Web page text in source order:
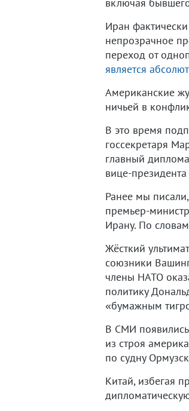
Иран
непрозрачное
переход от
является
Американские
ничьей в
В это время
госсекретаря
главный
вице-
Ранее мы
премьер-
Ирану. По
Жёсткий
союзники
члены НАТО
политику
«бумажным
В СМИ появились
из строя
по судну
Китай, избегая